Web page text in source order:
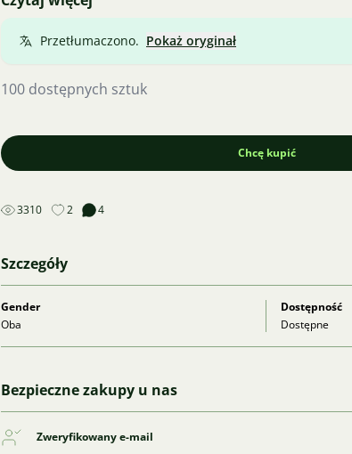
Mieczak koi
Przetłumaczono. Pokaż oryginał
100 dostępnych sztuk
Chcę kupić
3310 2 4
Szczegóły
Gender
Oba
Dostępność
Dostępne
Bezpieczne zakupy u nas
Zweryfikowany e-mail